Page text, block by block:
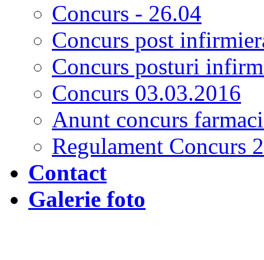
Concurs - 26.04
Concurs post
Concurs posturi
Concurs 03.03.2016
Anunt concurs
Regulament Concurs
Contact
Galerie foto